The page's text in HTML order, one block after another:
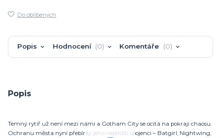
Do oblíbených
Popis Hodnocení 0 Komentáře 0
Popis
Temný rytíř už není mezi námi a Gotham City se ocitá na pokraji chaosu.
Ochranu města nyní přebírají jeho nejbližší spojenci – Batgirl, Nightwing,